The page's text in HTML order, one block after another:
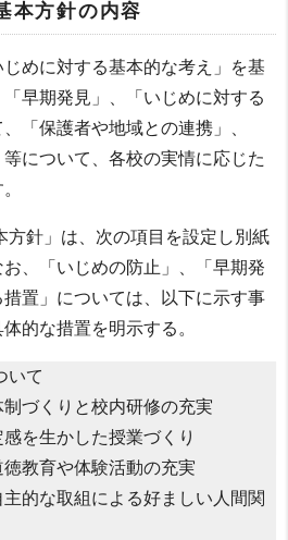
本方針の内容
めに対する基本的な考え」を基
早期発見」、「いじめに対する
「保護者や地域との連携」、
等について、各校の実情に応じた
針」は、次の項目を設定し別紙
、「いじめの防止」、「早期発
置」については、以下に示す事
的な措置を明示する。
いて
制づくりと校内研修の充実
を生かした授業づくり
徳教育や体験活動の充実
主的な取組による好ましい人間関